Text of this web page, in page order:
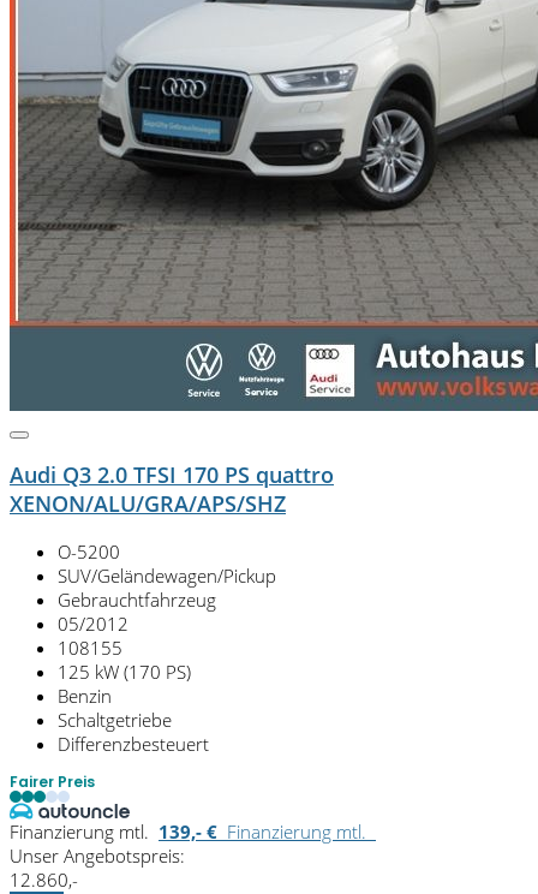
Audi Q3 2.0 TFSI 170 PS quattro
XENON/ALU/GRA/APS/SHZ
O-5200
SUV/Geländewagen/Pickup
Gebrauchtfahrzeug
05/2012
108155
125 kW (170 PS)
Benzin
Schaltgetriebe
Differenzbesteuert
Fairer Preis
Finanzierung mtl. 139,- € Finanzierung mtl.
Unser Angebotspreis:
12.860,-